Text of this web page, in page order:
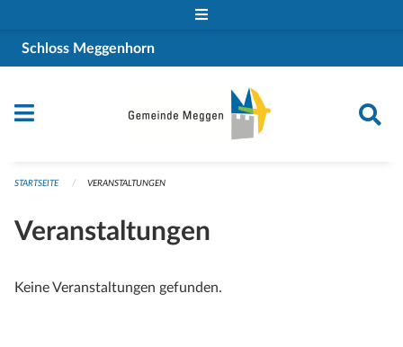
Schloss Meggenhorn
STARTSEITE VERANSTALTUNGEN
Veranstaltungen
Keine Veranstaltungen gefunden.